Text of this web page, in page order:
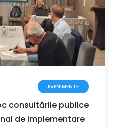
EVENIMENTE
consultările publice
de implementare